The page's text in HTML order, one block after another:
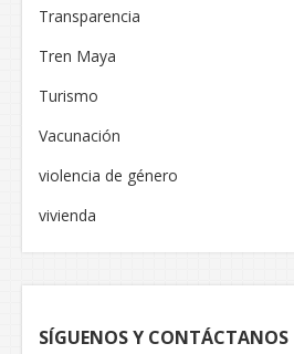
Transparencia
Tren Maya
Turismo
Vacunación
violencia de género
vivienda
SÍGUENOS Y CONTÁCTANOS